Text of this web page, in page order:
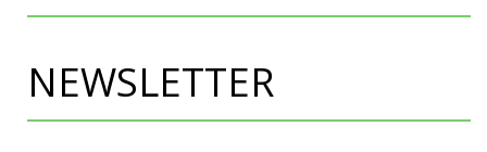
NEWSLETTER